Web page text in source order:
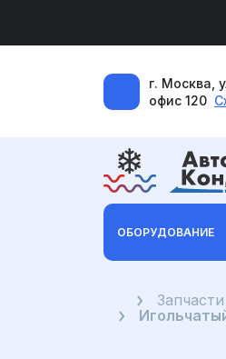
г. Москва,
офис 120
ОБОРУДОВАНИЕ
ГлавнаяЗапчасти